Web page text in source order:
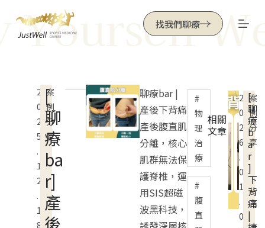
跳
至
找我們聊療
2
0
2
5
.
1
2
.
1
8
案
例
分
享
[
聊
療
ba
r]
產
後
聊療bar |
產後下背痛
產後腹直肌
分離，核心
肌群無法保
護脊椎，運
用SIS超磁
波黑科技，
物
理
治
療
腹
直
相關
文章
2
0
2
6
.
0
1
.
0
案
例
分
享
[
聊
療
b
a
r
]
下
背
痛
|